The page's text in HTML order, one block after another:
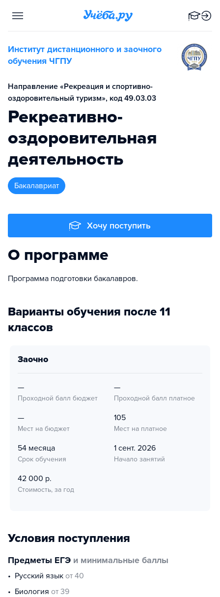
Институт дистанционного и заочного
обучения ЧГПУ
Направление «Рекреация и спортивно-
оздоровительный туризм», код 49.03.03
Рекреативно-
оздоровительная
деятельность
бакалавриат
Хочу поступить
О программе
Программа подготовки бакалавров.
Варианты обучения после 11
классов
заочно
—
Проходной балл бюджет
—
Проходной балл платное
—
Мест на бюджет
105
Мест на платное
54 месяца
Срок обучения
1 сент. 2026
Начало занятий
42 000 р.
Стоимость, за год
Условия поступления
Предметы ЕГЭ и минимальные баллы
русский язык от 40
биология от 39